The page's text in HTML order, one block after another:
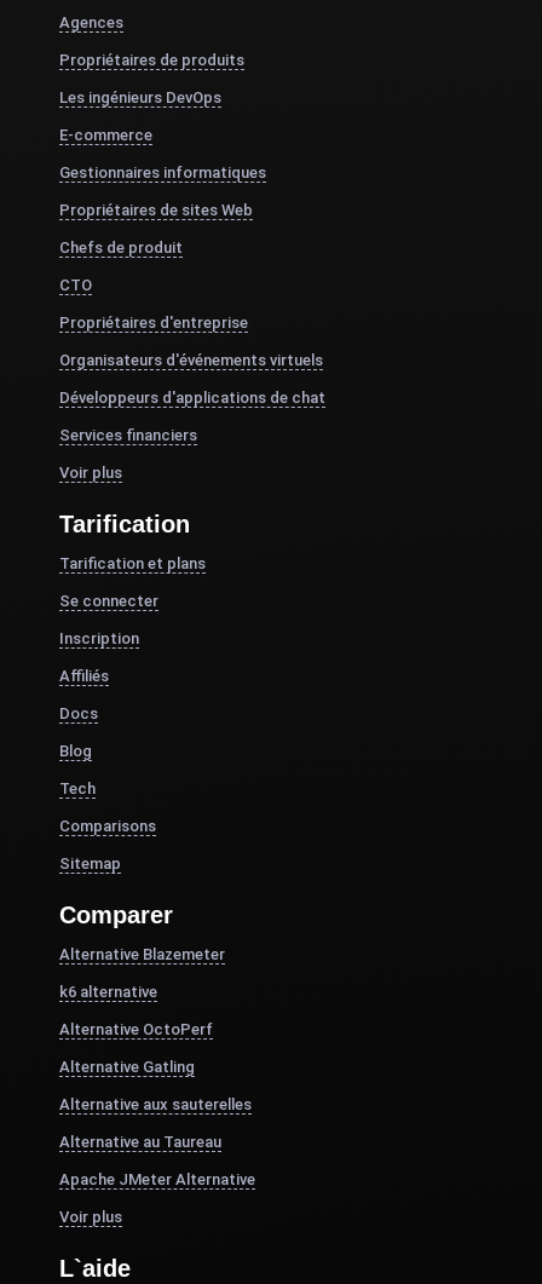
Agences
Propriétaires de produits
Les ingénieurs DevOps
E-commerce
Gestionnaires informatiques
Propriétaires de sites Web
Chefs de produit
CTO
Propriétaires d'entreprise
Organisateurs d'événements virtuels
Développeurs d'applications de chat
Services financiers
Voir plus
Tarification
Tarification et plans
Se connecter
Inscription
Affiliés
Docs
Blog
Tech
Comparisons
Sitemap
Comparer
Alternative Blazemeter
k6 alternative
Alternative OctoPerf
Alternative Gatling
Alternative aux sauterelles
Alternative au Taureau
Apache JMeter Alternative
Voir plus
L`aide